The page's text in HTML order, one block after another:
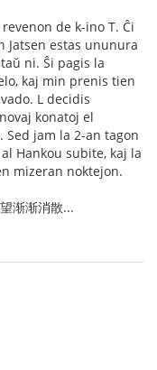
de k-ino T. Ĉi
estas ununura
ni. Ŝi pagis la
kaj min prenis tien
L decidis
konatoj el
Sed jam la 2-an tagon
Hankou subite, kaj la
mizeran noktejon.
渐渐消散...